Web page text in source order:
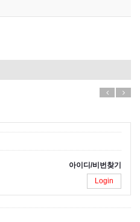
아이디/비번찾기
Login